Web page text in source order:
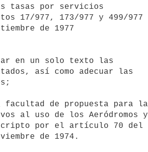
tasas por servicios
17/977, 173/977 y 499/977
de 1977
así como adecuar las
de propuesta para la
al uso de los Aeródromos y
por el artículo 70 del
de 1974.